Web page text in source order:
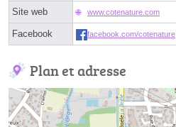
Site web www.cotenature.com
Facebook facebook.com/cotenature
Plan et adresse